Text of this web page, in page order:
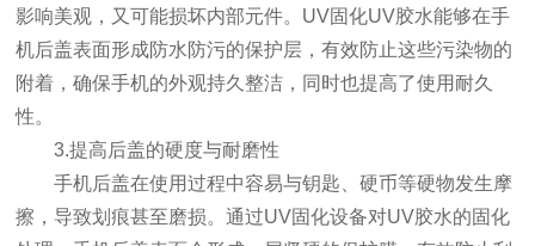
影响美观，又可能损坏内部元件。UV固化UV胶水能够在手
机后盖表面形成防水防污的保护层，有效防止这些污染物的
附着，确保手机的外观持久整洁，同时也提高了使用耐久
性。
3.提高后盖的硬度与耐磨性
手机后盖在使用过程中容易与钥匙、硬币等硬物发生摩
擦，导致划痕甚至磨损。通过UV固化设备对UV胶水的固化